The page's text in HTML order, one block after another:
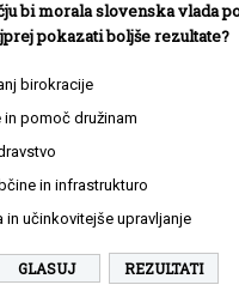
bi morala slovenska vlada
pokazati boljše rezultate?
birokracije
pomoč družinam
in infrastrukturo
in učinkovitejše upravljanje
REZULTATI